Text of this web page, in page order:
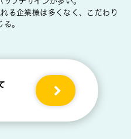
る企業様は多くなく、こだわり
る。